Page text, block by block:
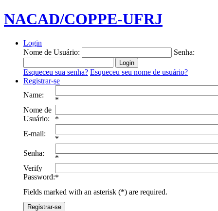
NACAD/COPPE-UFRJ
Login
Nome de Usuário:
Senha:
Esqueceu sua senha? Esqueceu seu nome de usuário?
Registrar-se
Name:
*
Nome de
Usuário:
*
E-mail:
*
Senha:
*
Verify
Password:*
Fields marked with an asterisk (*) are required.
Registrar-se